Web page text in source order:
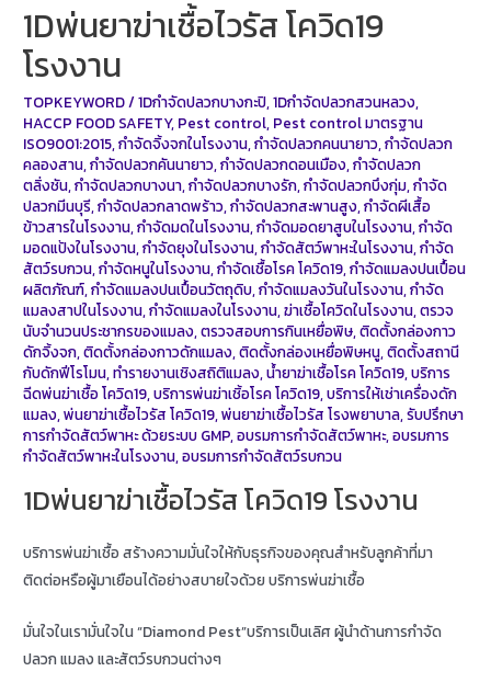
1Dพ่นยาฆ่าเชื้อไวรัส โควิด19
โรงงาน
TOPKEYWORD/1Dกำจัดปลวกบางกะปิ,1Dกำจัดปลวกสวนหลวง,
HACCP FOOD SAFETY, Pest control, Pest control มาตรฐาน
ISO9001:2015,กำจัดจิ้งจกในโรงงาน,กำจัดปลวกคนนายาว,กำจัดปลวก
คลองสาน,กำจัดปลวกคันนายาว,กำจัดปลวกดอนเมือง,กำจัดปลวก
ตลิ่งชัน,กำจัดปลวกบางนา,กำจัดปลวกบางรัก,กำจัดปลวกบึงกุ่ม,กำจัด
ปลวกมีนบุรี,กำจัดปลวกลาดพร้าว,กำจัดปลวกสะพานสูง,กำจัดผีเสื้อ
ข้าวสารในโรงงาน,กำจัดมดในโรงงาน,กำจัดมอดยาสูบในโรงงาน,กำจัด
มอดแป้งในโรงงาน,กำจัดยุงในโรงงาน,กำจัดสัตว์พาหะในโรงงาน,กำจัด
สัตว์รบกวน,กำจัดหนูในโรงงาน,กำจัดเชื้อโรค โควิด19,กำจัดแมลงปนเปื้อน
ผลิตภัณฑ์,กำจัดแมลงปนเปื้อนวัตถุดิบ,กำจัดแมลงวันในโรงงาน,กำจัด
แมลงสาปในโรงงาน,กำจัดแมลงในโรงงาน,ฆ่าเชื้อโควิดในโรงงาน,ตรวจ
นับจำนวนประชากรของแมลง,ตรวจสอบการกินเหยื่อพิษ,ติดตั้งกล่องกาว
ดักจิ้งจก,ติดตั้งกล่องกาวดักแมลง,ติดตั้งกล่องเหยื่อพิษหนู,ติดตั้งสถานี
กับดักฟีโรโมน,ทำรายงานเชิงสถิติแมลง,น้ำยาฆ่าเชื้อโรค โควิด19,บริการ
ฉีดพ่นฆ่าเชื้อ โควิด19,บริการพ่นฆ่าเชิ้อโรค โควิด19,บริการให้เช่าเครื่องดัก
แมลง,พ่นยาฆ่าเชื้อไวรัส โควิด19,พ่นยาฆ่าเชื้อไวรัส โรงพยาบาล,รับปรึกษา
การกำจัดสัตว์พาหะ ด้วยระบบ GMP,อบรมการกำจัดสัตว์พาหะ,อบรมการ
กำจัดสัตว์พาหะในโรงงาน,อบรมการกำจัดสัตว์รบกวน
1Dพ่นยาฆ่าเชื้อไวรัส โควิด19 โรงงาน
บริการพ่นฆ่าเชื้อ สร้างความมั่นใจให้กับธุรกิจของคุณสำหรับลูกค้าที่มา
ติดต่อหรือผู้มาเยือนได้อย่างสบายใจด้วย บริการพ่นฆ่าเชื้อ
มั่นใจในเรามั่นใจใน “Diamond Pest”บริการเป็นเลิศ ผู้นำด้านการกำจัด
ปลวก แมลง และสัตว์รบกวนต่างๆ